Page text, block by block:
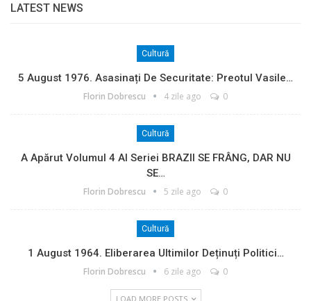
LATEST NEWS
Cultură
5 August 1976. Asasinați De Securitate: Preotul Vasile…
Florin Dobrescu 4 zile ago 0
Cultură
A Apărut Volumul 4 Al Seriei BRAZII SE FRÂNG, DAR NU
SE…
Florin Dobrescu 5 zile ago 0
Cultură
1 August 1964. Eliberarea Ultimilor Deținuți Politici…
Florin Dobrescu 6 zile ago 0
LOAD MORE POSTS